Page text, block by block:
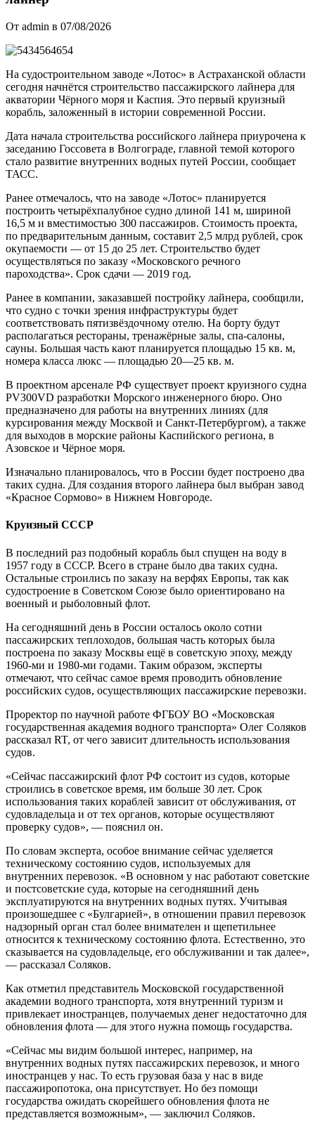
От admin в 07/08/2026
На судостроительном заводе «Лотос» в Астраханской области
сегодня начнётся строительство пассажирского лайнера для
акватории Чёрного моря и Каспия. Это первый круизный
корабль, заложенный в истории современной России.
Дата начала строительства российского лайнера приурочена к
заседанию Госсовета в Волгограде, главной темой которого
стало развитие внутренних водных путей России, сообщает
ТАСС.
Ранее отмечалось, что на заводе «Лотос» планируется
построить четырёхпалубное судно длиной 141 м, шириной
16,5 м и вместимостью 300 пассажиров. Стоимость проекта,
по предварительным данным, составит 2,5 млрд рублей, срок
окупаемости — от 15 до 25 лет. Строительство будет
осуществляться по заказу «Московского речного
пароходства». Срок сдачи — 2019 год.
Ранее в компании, заказавшей постройку лайнера, сообщили,
что судно с точки зрения инфраструктуры будет
соответствовать пятизвёздочному отелю. На борту будут
располагаться рестораны, тренажёрные залы, спа-салоны,
сауны. Большая часть кают планируется площадью 15 кв. м,
номера класса люкс — площадью 20—25 кв. м.
В проектном арсенале РФ существует проект круизного судна
PV300VD разработки Морского инженерного бюро. Оно
предназначено для работы на внутренних линиях (для
курсирования между Москвой и Санкт-Петербургом), а также
для выходов в морские районы Каспийского региона, в
Азовское и Чёрное моря.
Изначально планировалось, что в России будет построено два
таких судна. Для создания второго лайнера был выбран завод
«Красное Сормово» в Нижнем Новгороде.
Круизный СССР
В последний раз подобный корабль был спущен на воду в
1957 году в СССР. Всего в стране было два таких судна.
Остальные строились по заказу на верфях Европы, так как
судостроение в Советском Союзе было ориентировано на
военный и рыболовный флот.
На сегодняшний день в России осталось около сотни
пассажирских теплоходов, большая часть которых была
построена по заказу Москвы ещё в советскую эпоху, между
1960-ми и 1980-ми годами. Таким образом, эксперты
отмечают, что сейчас самое время проводить обновление
российских судов, осуществляющих пассажирские перевозки.
Проректор по научной работе ФГБОУ ВО «Московская
государственная академия водного транспорта» Олег Соляков
рассказал RT, от чего зависит длительность использования
судов.
«Сейчас пассажирский флот РФ состоит из судов, которые
строились в советское время, им больше 30 лет. Срок
использования таких кораблей зависит от обслуживания, от
судовладельца и от тех органов, которые осуществляют
проверку судов», — пояснил он.
По словам эксперта, особое внимание сейчас уделяется
техническому состоянию судов, используемых для
внутренних перевозок. «В основном у нас работают советские
и постсоветские суда, которые на сегодняшний день
эксплуатируются на внутренних водных путях. Учитывая
произошедшее с «Булгарией», в отношении правил перевозок
надзорный орган стал более внимателен и щепетильнее
относится к техническому состоянию флота. Естественно, это
сказывается на судовладельце, его обслуживании и так далее»,
— рассказал Соляков.
Как отметил представитель Московской государственной
академии водного транспорта, хотя внутренний туризм и
привлекает иностранцев, получаемых денег недостаточно для
обновления флота — для этого нужна помощь государства.
«Сейчас мы видим большой интерес, например, на
внутренних водных путях пассажирских перевозок, и много
иностранцев у нас. То есть грузовая база у нас в виде
пассажиропотока, она присутствует. Но без помощи
государства ожидать скорейшего обновления флота не
представляется возможным», — заключил Соляков.